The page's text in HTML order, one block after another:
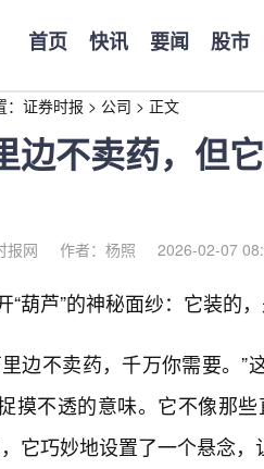
首页 快讯 要闻 股市
证券时报 > 公司 > 正文
边不卖药，但
报网 作者：杨照 2026-02-07
开“葫芦”的神秘面纱：它装的
里边不卖药，千万你需要。
摸不透的意味。它不像那
它巧妙地设置了一个悬念